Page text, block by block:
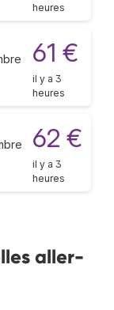
heures
61 €
il y a 3
heures
62 €
il y a 3
heures
aller-